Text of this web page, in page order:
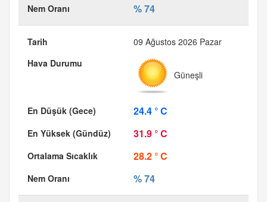
% 74
09 Ağustos 2026 Pazar
Güneşli
24.4 ° C
31.9 ° C
28.2 ° C
% 74